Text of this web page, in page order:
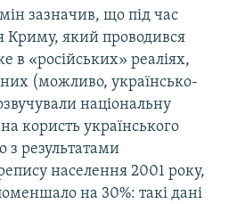
зазначив, що під час
Криму, який проводився
в «російських» реаліях,
(можливо, українсько-
національну
користь українського
з результатами
населення 2001 року,
на 30%: такі дані